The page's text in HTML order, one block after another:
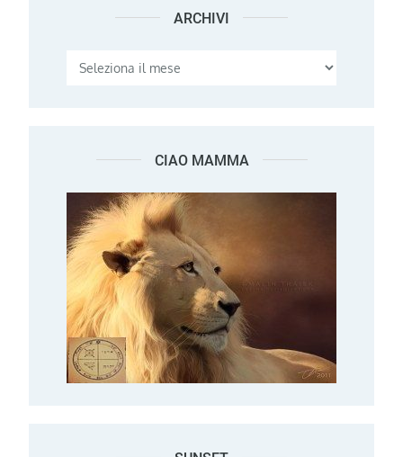
ARCHIVI Archivi
CIAO MAMMA